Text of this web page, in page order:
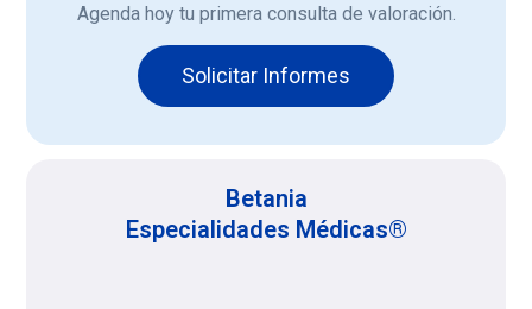
Agenda hoy tu primera consulta de valoración.
Solicitar Informes
Betania
Especialidades Médicas®